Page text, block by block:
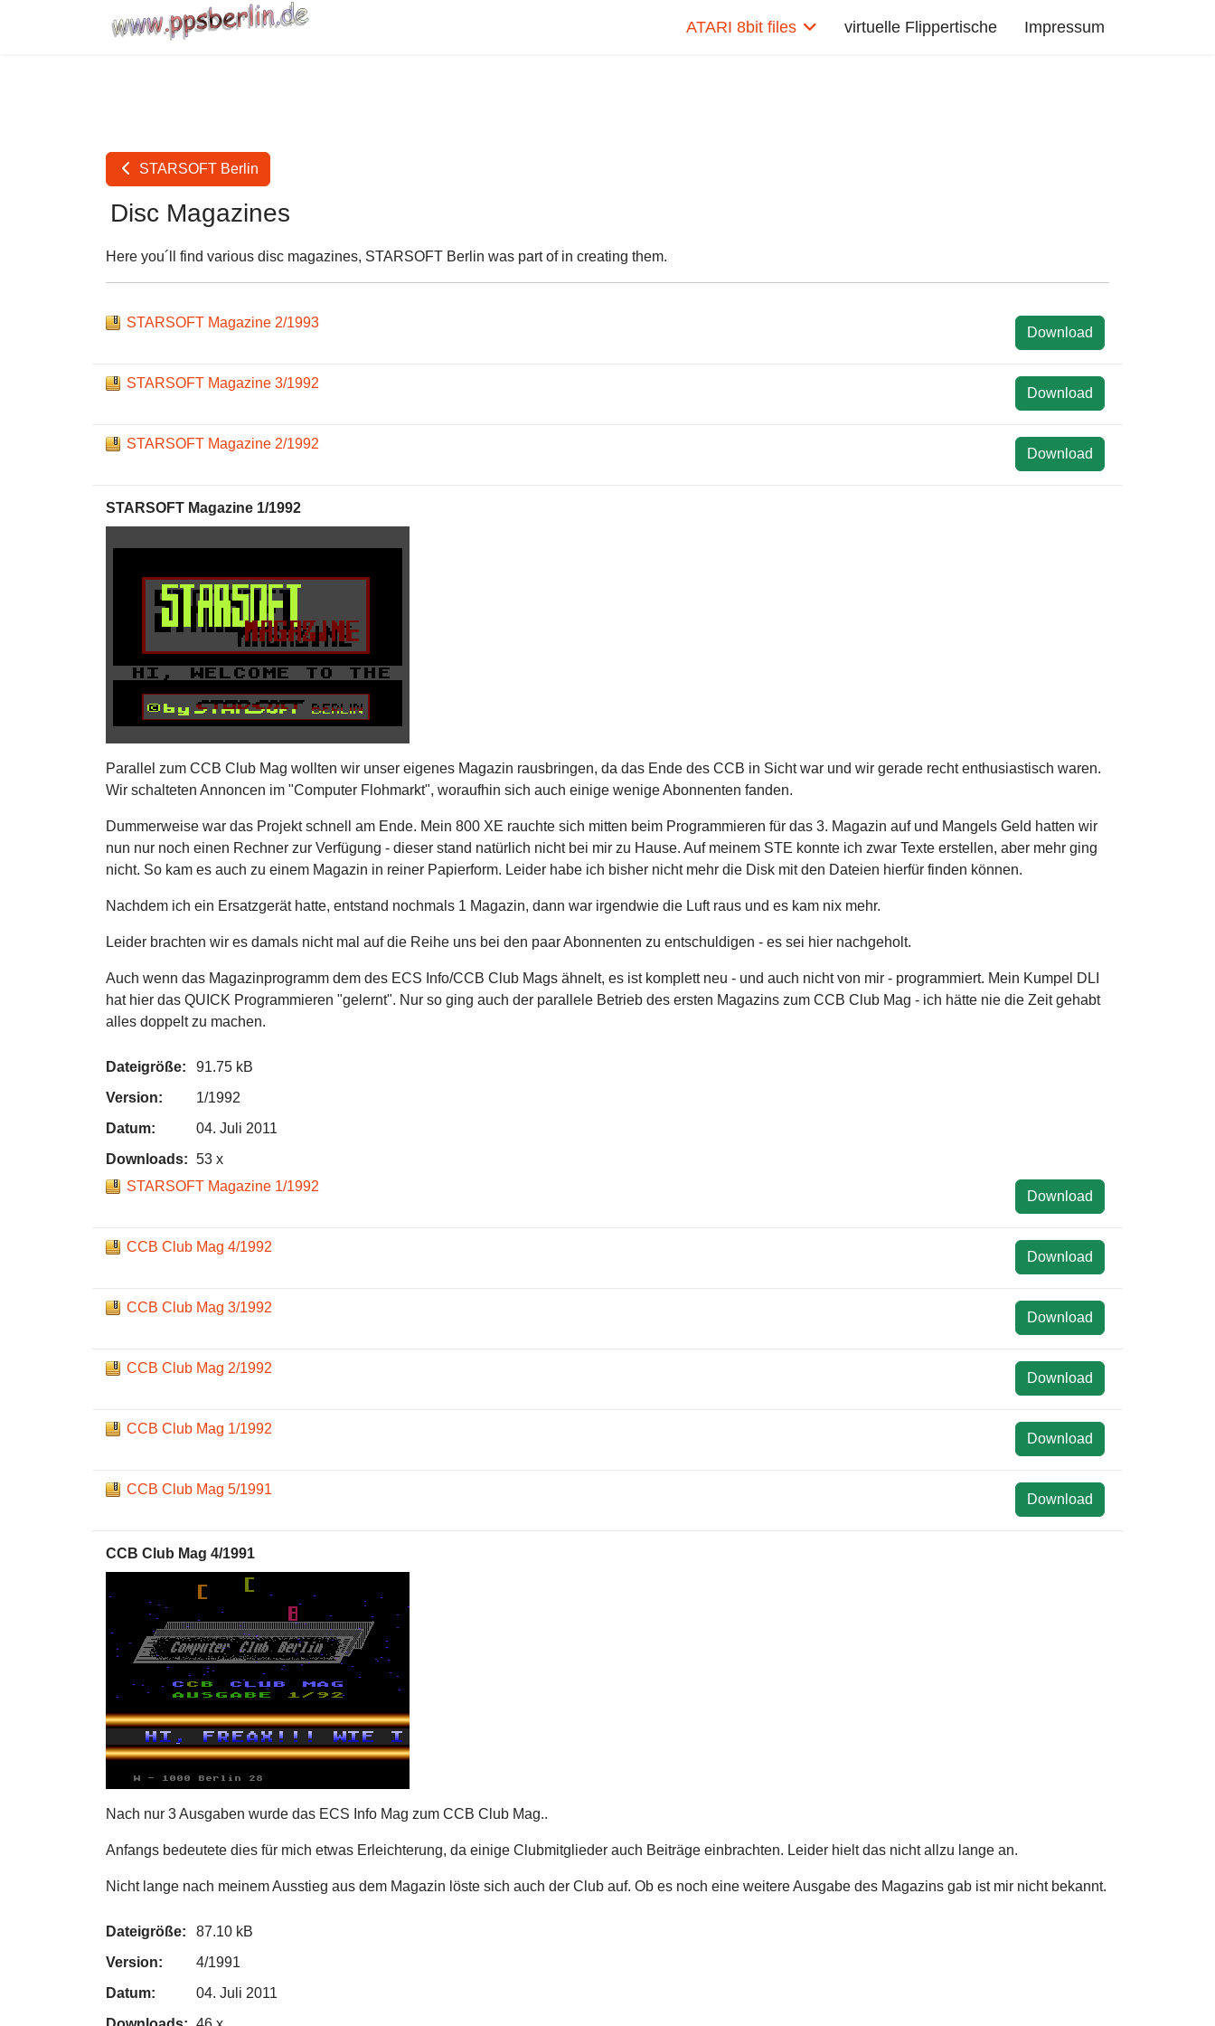
ATARI 8bit files virtuelle Flippertische Impressum
STARSOFT Berlin
Disc Magazines
Here you´ll find various disc magazines, STARSOFT Berlin was part of in creating them.
STARSOFT Magazine 2/1993
Download
STARSOFT Magazine 3/1992
Download
STARSOFT Magazine 2/1992
Download
STARSOFT Magazine 1/1992
Parallel zum CCB Club Mag wollten wir unser eigenes Magazin rausbringen, da das Ende des CCB in Sicht war und wir gerade recht enthusiastisch waren.
Wir schalteten Annoncen im "Computer Flohmarkt", woraufhin sich auch einige wenige Abonnenten fanden.
Dummerweise war das Projekt schnell am Ende. Mein 800 XE rauchte sich mitten beim Programmieren für das 3. Magazin auf und Mangels Geld hatten wir
nun nur noch einen Rechner zur Verfügung - dieser stand natürlich nicht bei mir zu Hause. Auf meinem STE konnte ich zwar Texte erstellen, aber mehr ging
nicht. So kam es auch zu einem Magazin in reiner Papierform. Leider habe ich bisher nicht mehr die Disk mit den Dateien hierfür finden können.
Nachdem ich ein Ersatzgerät hatte, entstand nochmals 1 Magazin, dann war irgendwie die Luft raus und es kam nix mehr.
Leider brachten wir es damals nicht mal auf die Reihe uns bei den paar Abonnenten zu entschuldigen - es sei hier nachgeholt.
Auch wenn das Magazinprogramm dem des ECS Info/CCB Club Mags ähnelt, es ist komplett neu - und auch nicht von mir - programmiert. Mein Kumpel DLI
hat hier das QUICK Programmieren "gelernt". Nur so ging auch der parallele Betrieb des ersten Magazins zum CCB Club Mag - ich hätte nie die Zeit gehabt
alles doppelt zu machen.
Dateigröße:
91.75 kB
Version:
1/1992
Datum:
04. Juli 2011
Downloads: 53 x
STARSOFT Magazine 1/1992
Download
CCB Club Mag 4/1992
Download
CCB Club Mag 3/1992
Download
CCB Club Mag 2/1992
Download
CCB Club Mag 1/1992
Download
CCB Club Mag 5/1991
Download
CCB Club Mag 4/1991
Nach nur 3 Ausgaben wurde das ECS Info Mag zum CCB Club Mag..
Anfangs bedeutete dies für mich etwas Erleichterung, da einige Clubmitglieder auch Beiträge einbrachten. Leider hielt das nicht allzu lange an.
Nicht lange nach meinem Ausstieg aus dem Magazin löste sich auch der Club auf. Ob es noch eine weitere Ausgabe des Magazins gab ist mir nicht bekannt.
Dateigröße:
87.10 kB
Version:
4/1991
Datum:
04. Juli 2011